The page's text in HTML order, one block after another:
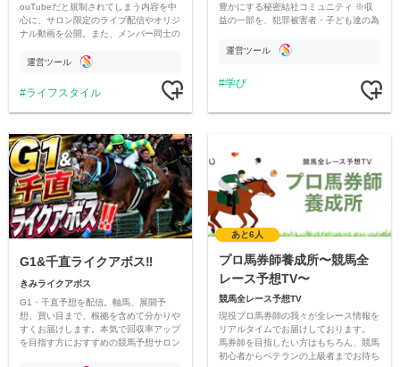
ouTubeだと規制されてしまう内容を中
心に、サロン限定のライブ配信やオリジ
ナル動画を公開。また、メンバー同士の
ただいています。
運営ツール
ライフスタイル
豊かにする秘密結社コミュニティ ※収
益の一部を、犯罪被害者・子ども達の為
す運営ツール
学び
G1&千直ライクアボス‼️
きみライクアボス
G1・千直予想を配信。軸馬、展開予
想、買い目まで、根拠を含めて分かりや
すくお届けします。本気で回収率アップ
を目指す方におすすめの競馬予想サロン
あと6人
プロ馬券師養成所〜競馬全
レース予想TV〜
競馬全レース予想TV
現役プロ馬券師の我々が全レース情報を
リアルタイムでお届けしております。
馬券師を目指したい方はもちろん、競馬
初心者からベテランの上級者までお待ち